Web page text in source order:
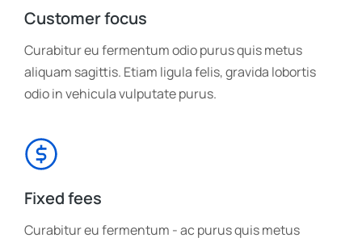
Customer focus
Curabitur eu fermentum odio purus quis metus
aliquam sagittis. Etiam ligula felis, gravida lobortis
odio in vehicula vulputate purus.
Fixed fees
Curabitur eu fermentum - ac purus quis metus